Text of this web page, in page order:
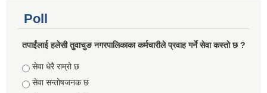
Poll
तपाईंलाई हलेसी तुवाचुङ नगरपालिकाका कर्मचारीले प्रवाह गर्ने सेवा कस्तो छ ?
Choices
सेवा धेरै राम्रो छ
सेवा सन्तोषजनक छ